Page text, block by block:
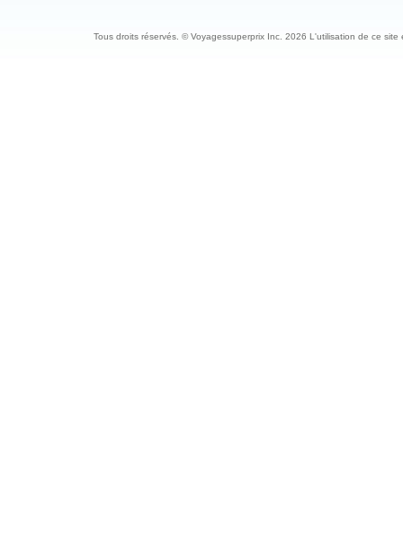
Tous droits réservés. © Voyagessuperprix Inc. 2026 L'utilisation de ce